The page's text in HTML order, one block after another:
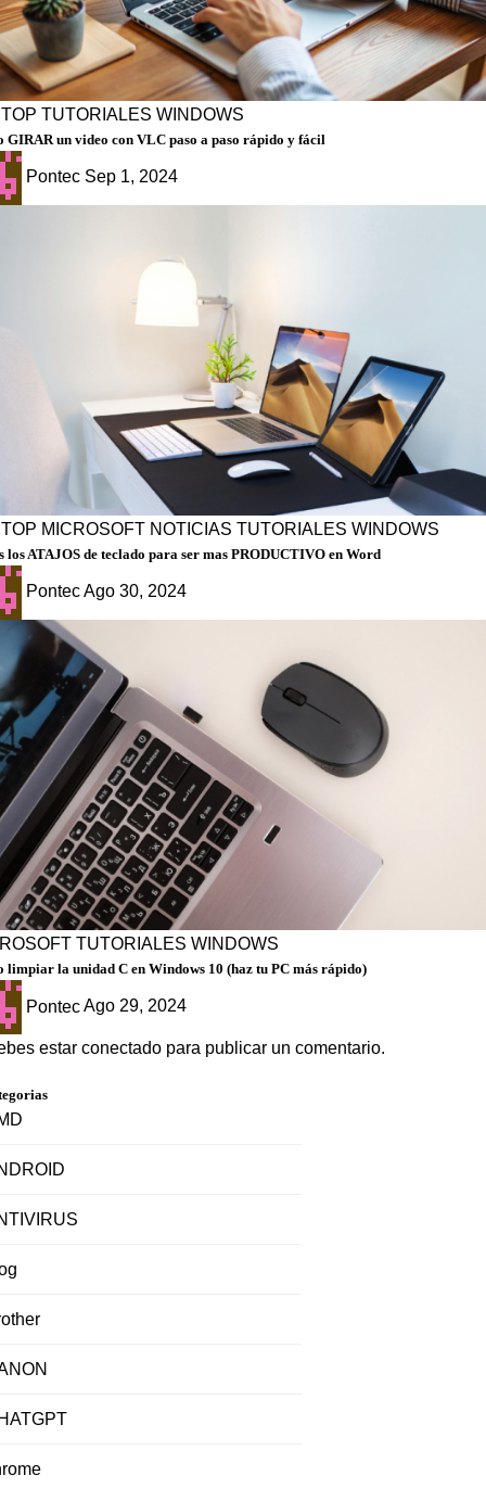
TUTORIALES WINDOWS
GIRAR un video con VLC paso a paso rápido y fácil
Pontec Sep 1, 2024
MICROSOFT NOTICIAS TUTORIALES WINDOWS
los ATAJOS de teclado para ser mas PRODUCTIVO en Word
PontecAgo 30, 2024
TUTORIALES WINDOWS
limpiar la unidad C en Windows 10 (haz tu PC más rápido)
PontecAgo 29, 2024
estar conectado para publicar un comentario.